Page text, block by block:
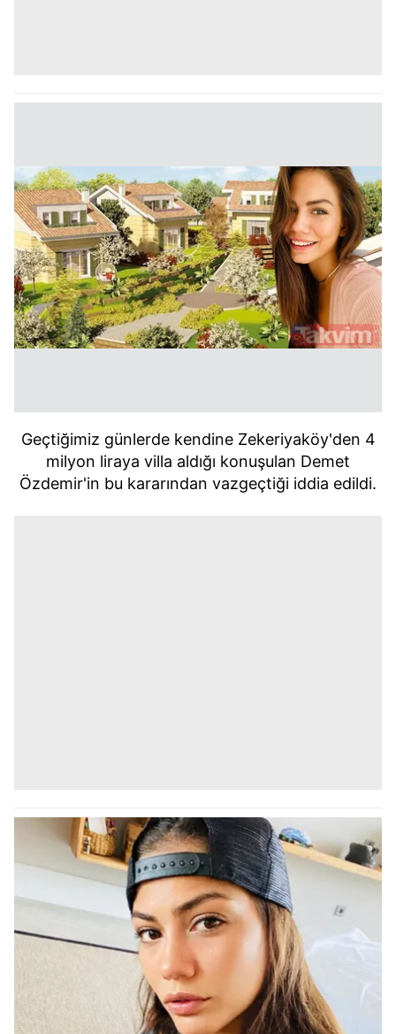
Geçtiğimiz günlerde kendine Zekeriyaköy'den 4
milyon liraya villa aldığı konuşulan Demet
Özdemir'in bu kararından vazgeçtiği iddia edildi.